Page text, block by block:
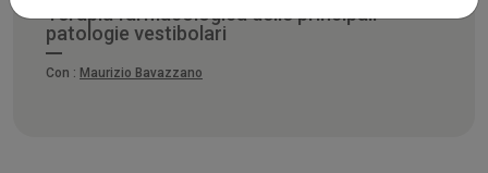
Terapia farmacologica delle principali
patologie vestibolari
Con : Maurizio Bavazzano